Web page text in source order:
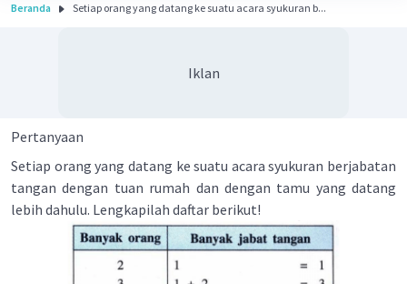
Beranda Setiap orang yang datang ke suatu acara syukuran b...
Iklan
Pertanyaan
Setiap orang yang datang ke suatu acara syukuran berjabatan
tangan dengan tuan rumah dan dengan tamu yang datang
lebih dahulu. Lengkapilah daftar berikut!